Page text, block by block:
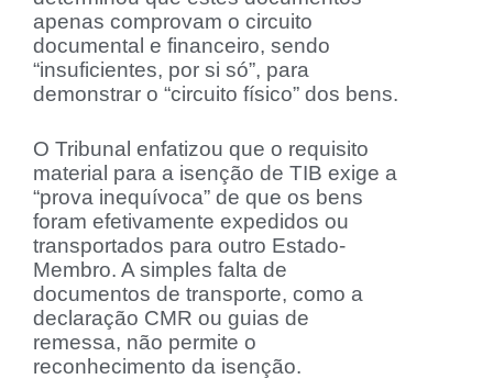
apenas comprovam o circuito
documental e financeiro, sendo
“insuficientes, por si só”, para
demonstrar o “circuito físico” dos bens.
O Tribunal enfatizou que o requisito
material para a isenção de TIB exige a
“prova inequívoca” de que os bens
foram efetivamente expedidos ou
transportados para outro Estado-
Membro. A simples falta de
documentos de transporte, como a
declaração CMR ou guias de
remessa, não permite o
reconhecimento da isenção.